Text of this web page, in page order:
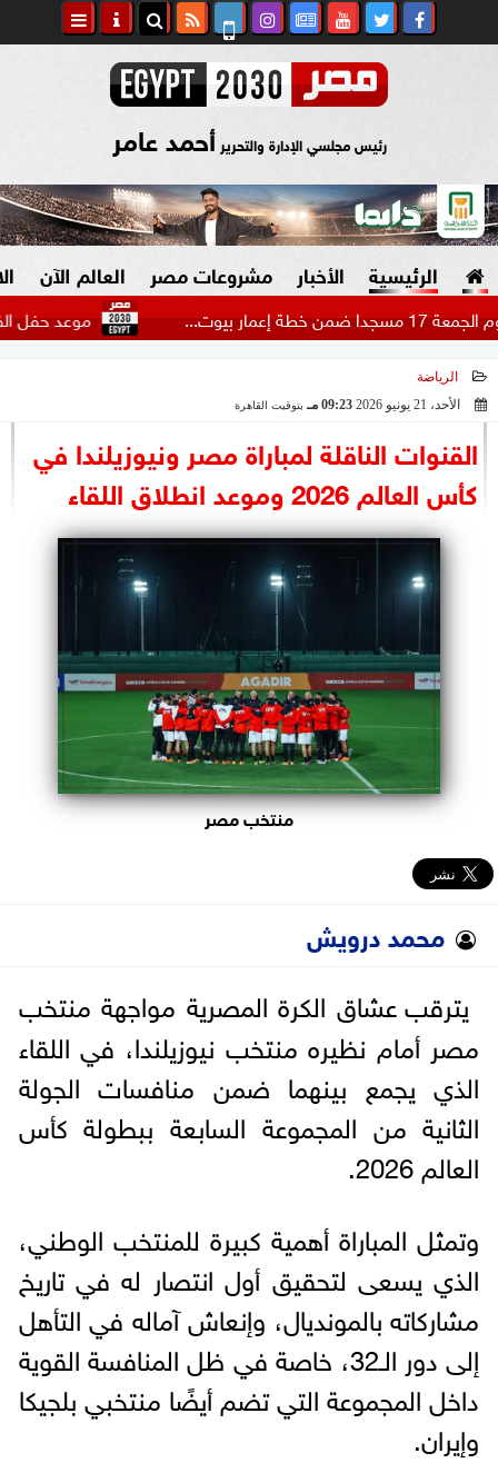
رئيس مجلسي الإدارة والتحرير أحمد عامر
الرئيسية الأخبار
السياسة
الرئاسة
البرلمان
الوزارات
مشروعات مصر العالم الآن
موعد حفل الفنان
الرياضة
الأحد، 21 يونيو 2026
09:23 مـ بتوقيت القاهرة
القنوات الناقلة لمباراة مصر ونيوزيلندا في
كأس العالم 2026 وموعد انطلاق اللقاء
منتخب مصر
محمد درويش
يترقب عشاق الكرة المصرية مواجهة منتخب
مصر أمام نظيره منتخب نيوزيلندا، في اللقاء
الذي يجمع بينهما ضمن منافسات الجولة
الثانية من المجموعة السابعة ببطولة كأس
العالم 2026.
وتمثل المباراة أهمية كبيرة للمنتخب الوطني،
الذي يسعى لتحقيق أول انتصار له في تاريخ
مشاركاته بالمونديال، وإنعاش آماله في التأهل
إلى دور الـ32، خاصة في ظل المنافسة القوية
داخل المجموعة التي تضم أيضًا منتخبي بلجيكا
وإيران.